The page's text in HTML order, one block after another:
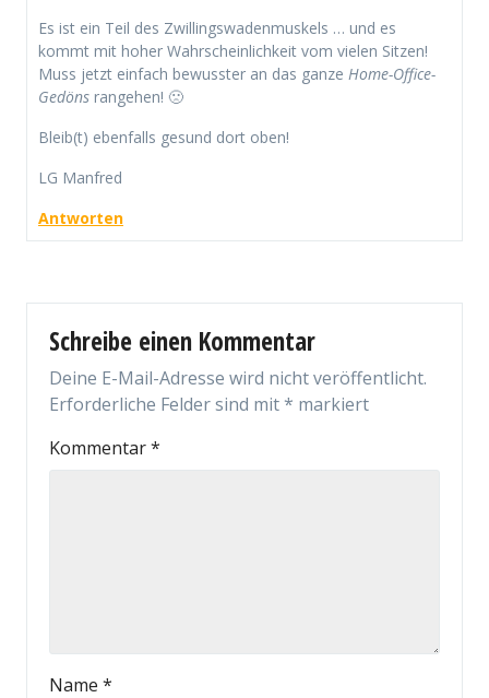
Es ist ein Teil des Zwillingswadenmuskels … und es
kommt mit hoher Wahrscheinlichkeit vom vielen Sitzen!
Muss jetzt einfach bewusster an das ganze Home-Office-
Gedöns rangehen! 🙁
Bleib(t) ebenfalls gesund dort oben!
LG Manfred
Antworten
Schreibe einen Kommentar
Deine E-Mail-Adresse wird nicht veröffentlicht.
Erforderliche Felder sind mit* markiert
Kommentar*
Name *